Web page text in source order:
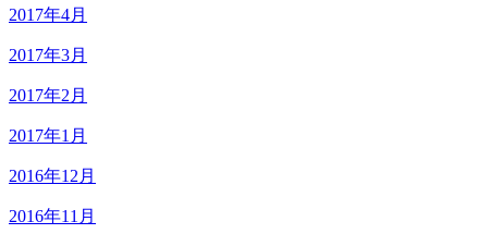
2017年4月
2017年3月
2017年2月
2017年1月
2016年12月
2016年11月